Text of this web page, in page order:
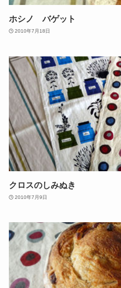
ホシノ バゲット
2010年7月18日
クロスのしみぬき
2010年7月9日